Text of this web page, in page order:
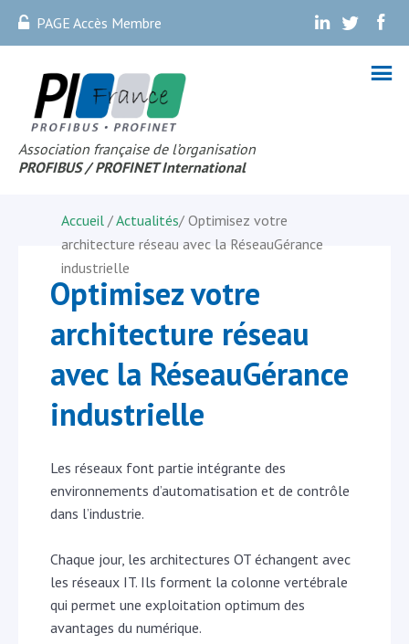
PAGE Accès Membre . . .
Association française de l’organisation
PROFIBUS / PROFINET International
Accueil /Actualités/ Optimisez votre
architecture réseau avec la RéseauGérance
industrielle
Optimisez votre
architecture réseau
avec la RéseauGérance
industrielle
Les réseaux font partie intégrante des
environnements d’automatisation et de contrôle
dans l’industrie.
Chaque jour, les architectures OT échangent avec
les réseaux IT. Ils forment la colonne vertébrale
qui permet une exploitation optimum des
avantages du numérique.